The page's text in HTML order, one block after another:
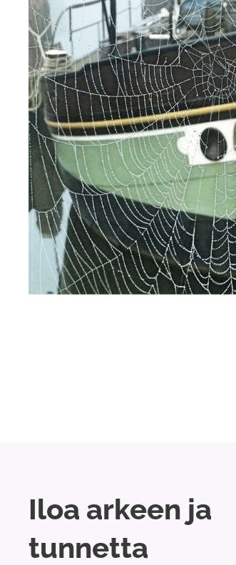
Iloa arkeen ja
tunnetta